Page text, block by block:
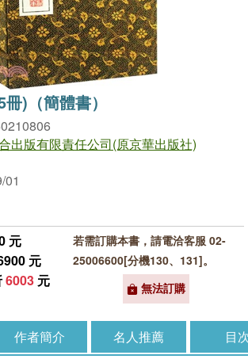
)（簡體書）
出版有限責任公司(原京華出版社)
01
元
元
6003 元
若需訂購本書，請電洽客服 02-
25006600[分機130、131]。
無法訂購
作者簡介 名人推薦 目